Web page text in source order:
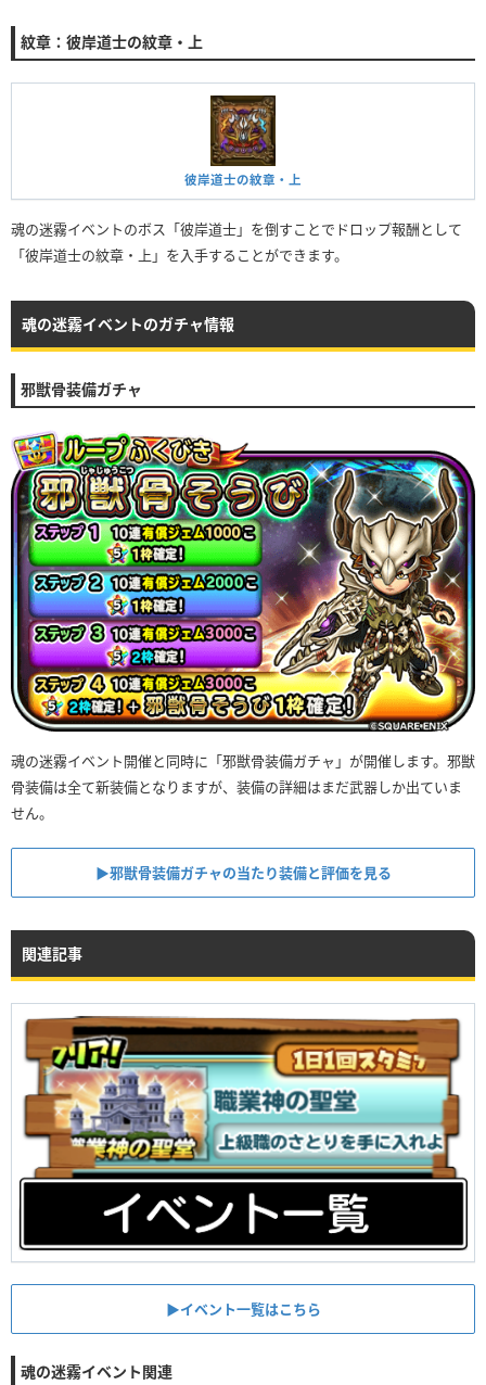
紋章：彼岸道士の紋章・上
彼岸道士の紋章・上
魂の迷霧イベントのボス「彼岸道士」を倒すことでドロップ報酬として
「彼岸道士の紋章・上」を入手することができます。
魂の迷霧イベントのガチャ情報
邪獣骨装備ガチャ
魂の迷霧イベント開催と同時に「邪獣骨装備ガチャ」が開催します。邪獣
骨装備は全て新装備となりますが、装備の詳細はまだ武器しか出ていま
せん。
▶︎邪獣骨装備ガチャの当たり装備と評価を見る
関連記事
▶︎イベント一覧はこちら
魂の迷霧イベント関連